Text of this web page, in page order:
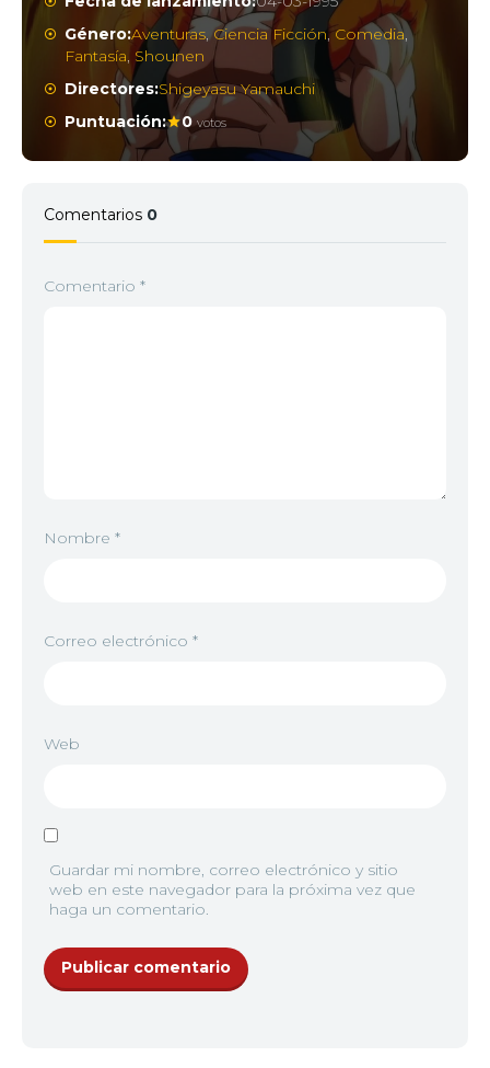
Género:Aventuras,Ciencia Ficción,Comedia,
Fantasía, Shounen
Directores:Shigeyasu Yamauchi
Puntuación:
0 votos
Comentarios 0
Comentario *
Nombre *
Correo electrónico *
Web
Guardar mi nombre, correo electrónico y sitio
web en este navegador para la próxima vez que
haga un comentario.